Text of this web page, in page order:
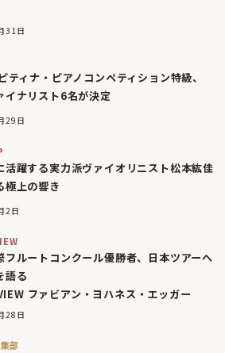
31日
ティナ・ピアノコンペティション特級、
イナリスト6名が決定
29日
活躍する実力派ヴァイオリニスト松本紘佳
極上の響き
2日
フルートコンクール優勝者、日本ツアーへ
語る
ファビアン・ヨハネス・エッガー
28日
部